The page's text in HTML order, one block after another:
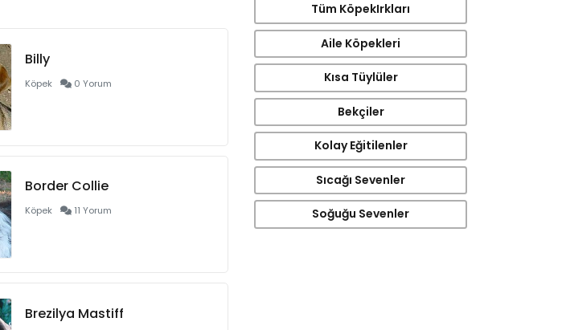
Billy
Köpek 0 Yorum
Border Collie
Köpek 11 Yorum
Brezilya Mastiff
Tüm KöpekIrkları
Aile Köpekleri
Kısa Tüylüler
Bekçiler
Kolay Eğitilenler
Sıcağı Sevenler
Soğuğu Sevenler